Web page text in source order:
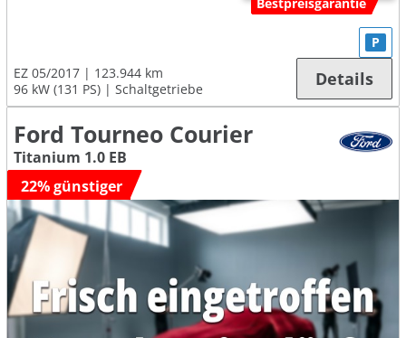
EZ 05/2017
123.944 km
96 kW (131 PS)
Schaltgetriebe
P
Details
Ford Tourneo Courier
Titanium 1.0 EB
22% günstiger